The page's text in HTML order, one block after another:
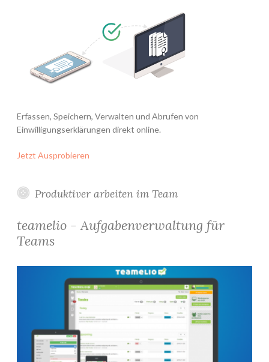
Erfassen, Speichern, Verwalten und Abrufen von
Einwilligungserklärungen direkt online.
Jetzt Ausprobieren
Produktiver arbeiten im Team
teamelio - Aufgabenverwaltung für
Teams